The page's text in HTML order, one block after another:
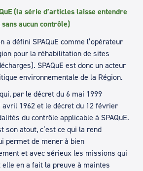
(la série d’articles laisse entendre
aucun contrôle)
a défini SPAQuE comme l’opérateur
pour la réhabilitation de sites
SPAQuE est donc un acteur
environnementale de la Région.
par le décret du 6 mai 1999
1962 et le décret du 12 février
du contrôle applicable à SPAQuE.
son atout, c’est ce qui la rend
permet de mener à bien
et avec sérieux les missions qui
en a fait la preuve à maintes